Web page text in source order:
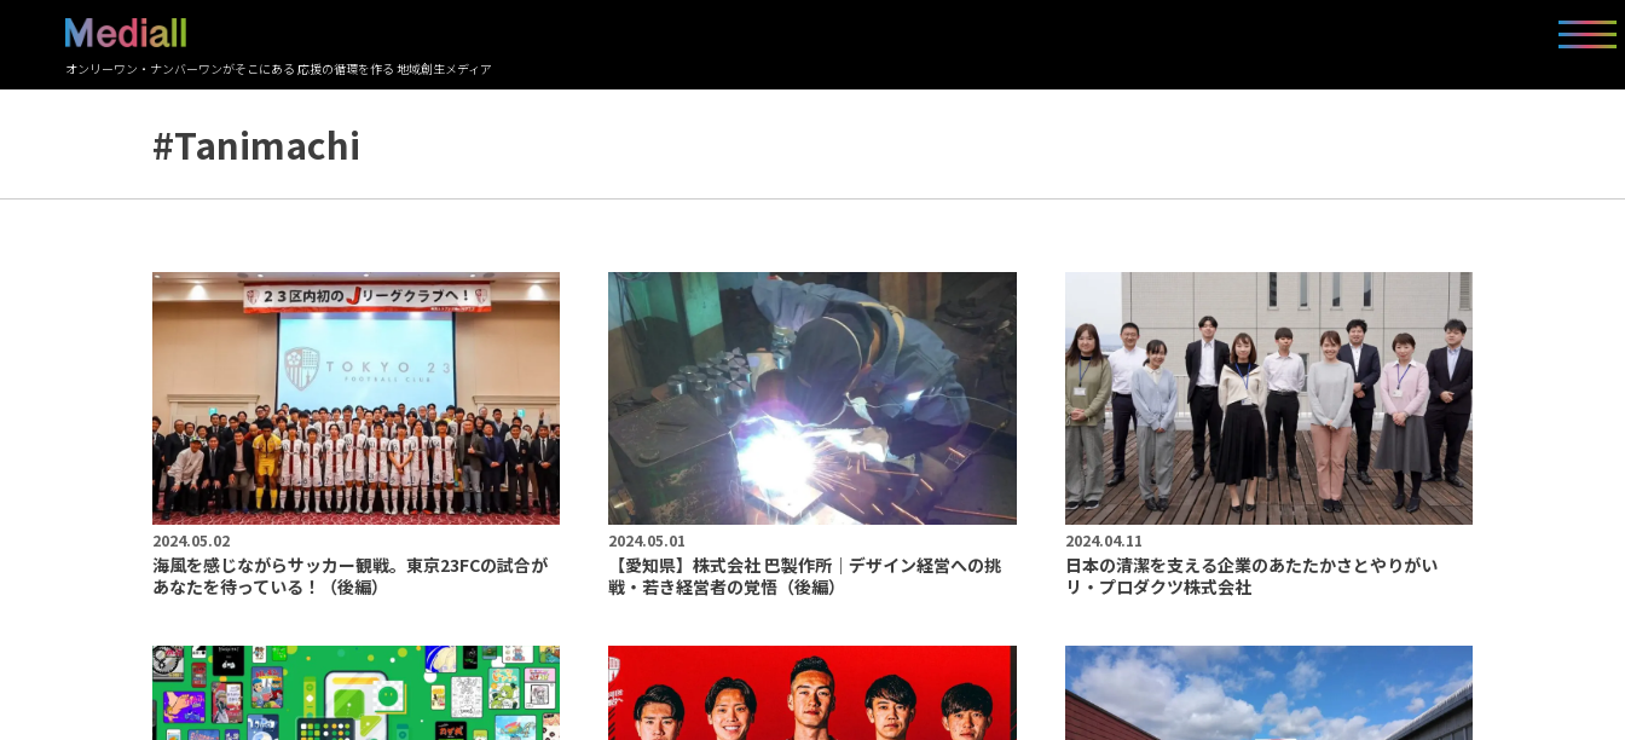
オンリーワン・ナンバーワンがそこにある 応援の循環を作る 地域創生メディア
#Tanimachi
2024.05.02
海風を感じながらサッカー観戦。東京23FCの試合が
あなたを待っている！（後編）
2024.05.01
【愛知県】株式会社 巴製作所｜デザイン経営への挑
戦・若き経営者の覚悟（後編）
2024.04.11
日本の清潔を支える企業のあたたかさとやりがい
リ・プロダクツ株式会社